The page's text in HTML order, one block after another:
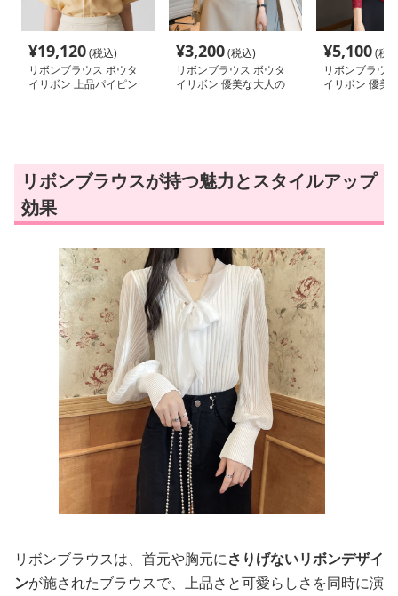
¥19,120(税込)
リボンブラウス ボウタ
イリボン 上品パイピン
¥3,200(税込)
リボンブラウス ボウタ
イリボン 優美な大人の
¥5,100(税
リボンブラウ
イリボン 優美
リボンブラウスが持つ魅力とスタイルアップ
効果
リボンブラウスは、首元や胸元にさりげないリボンデザイ
ンが施されたブラウスで、上品さと可愛らしさを同時に演